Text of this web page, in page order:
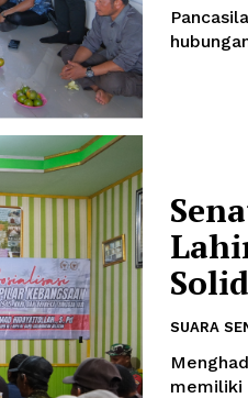
SUARA
memiliki